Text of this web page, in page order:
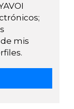
mis